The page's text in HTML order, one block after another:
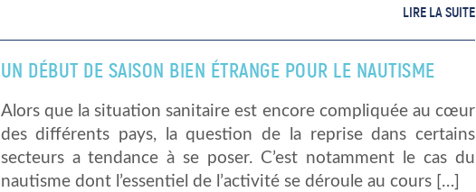
LIRE LA SUITE
UN DÉBUT DE SAISON BIEN ÉTRANGE POUR LE NAUTISME
Alors que la situation sanitaire est encore compliquée au cœur
des différents pays, la question de la reprise dans certains
secteurs a tendance à se poser. C’est notamment le cas du
nautisme dont l’essentiel de l’activité se déroule au cours […]